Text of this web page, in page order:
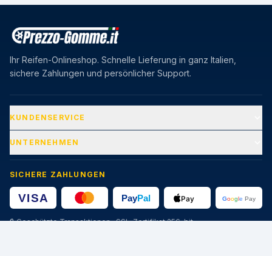
Ihr Reifen-Onlineshop. Schnelle Lieferung in ganz Italien,
sichere Zahlungen und persönlicher Support.
KUNDENSERVICE
UNTERNEHMEN
SICHERE ZAHLUNGEN
🔒Geschützte Transaktionen · SSL-Zertifikat 256-bit